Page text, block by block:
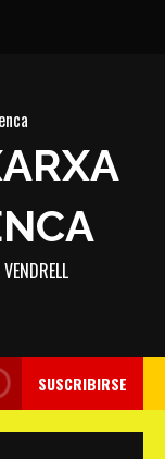
SUSCRIBIRSE